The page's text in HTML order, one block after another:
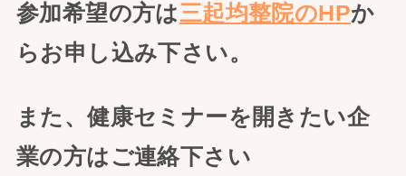
参加希望の方は三起均整院のHPか
らお申し込み下さい。
また、健康セミナーを開きたい企
業の方はご連絡下さい